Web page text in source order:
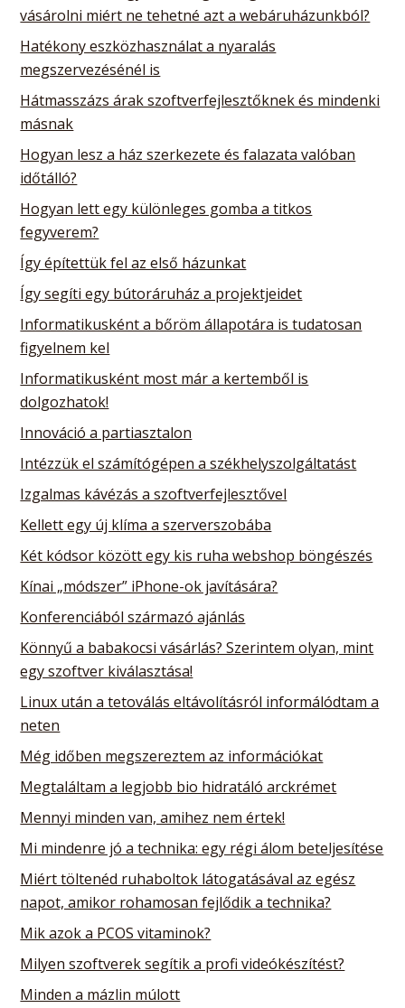
vásárolni miért ne tehetné azt a webáruházunkból?
Hatékony eszközhasználat a nyaralás
megszervezésénél is
Hátmasszázs árak szoftverfejlesztőknek és mindenki
másnak
Hogyan lesz a ház szerkezete és falazata valóban
időtálló?
Hogyan lett egy különleges gomba a titkos
fegyverem?
Így építettük fel az első házunkat
Így segíti egy bútoráruház a projektjeidet
Informatikusként a bőröm állapotára is tudatosan
figyelnem kel
Informatikusként most már a kertemből is
dolgozhatok!
Innováció a partiasztalon
Intézzük el számítógépen a székhelyszolgáltatást
Izgalmas kávézás a szoftverfejlesztővel
Kellett egy új klíma a szerverszobába
Két kódsor között egy kis ruha webshop böngészés
Kínai „módszer” iPhone-ok javítására?
Konferenciából származó ajánlás
Könnyű a babakocsi vásárlás? Szerintem olyan, mint
egy szoftver kiválasztása!
Linux után a tetoválás eltávolításról informálódtam a
neten
Még időben megszereztem az információkat
Megtaláltam a legjobb bio hidratáló arckrémet
Mennyi minden van, amihez nem értek!
Mi mindenre jó a technika: egy régi álom beteljesítése
Miért töltenéd ruhaboltok látogatásával az egész
napot, amikor rohamosan fejlődik a technika?
Mik azok a PCOS vitaminok?
Milyen szoftverek segítik a profi videókészítést?
Minden a mázlin múlott